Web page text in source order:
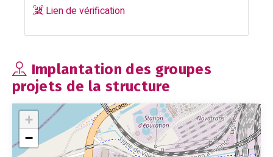
Lien de vérification
Implantation des groupes
projets de la structure
+
−